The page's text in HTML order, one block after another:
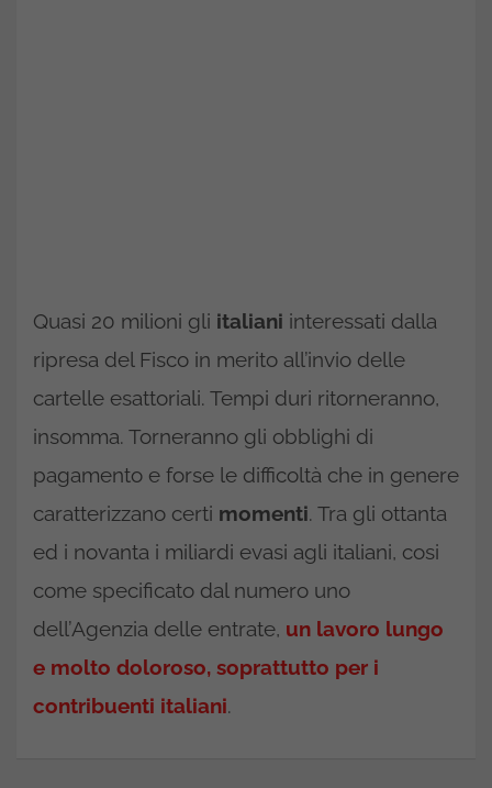
Quasi 20 milioni gli italiani interessati dalla
ripresa del Fisco in merito all’invio delle
cartelle esattoriali. Tempi duri ritorneranno,
insomma. Torneranno gli obblighi di
pagamento e forse le difficoltà che in genere
caratterizzano certi momenti. Tra gli ottanta
ed i novanta i miliardi evasi agli italiani, cosi
come specificato dal numero uno
dell’Agenzia delle entrate, un lavoro lungo
e molto doloroso, soprattutto per i
contribuenti italiani.